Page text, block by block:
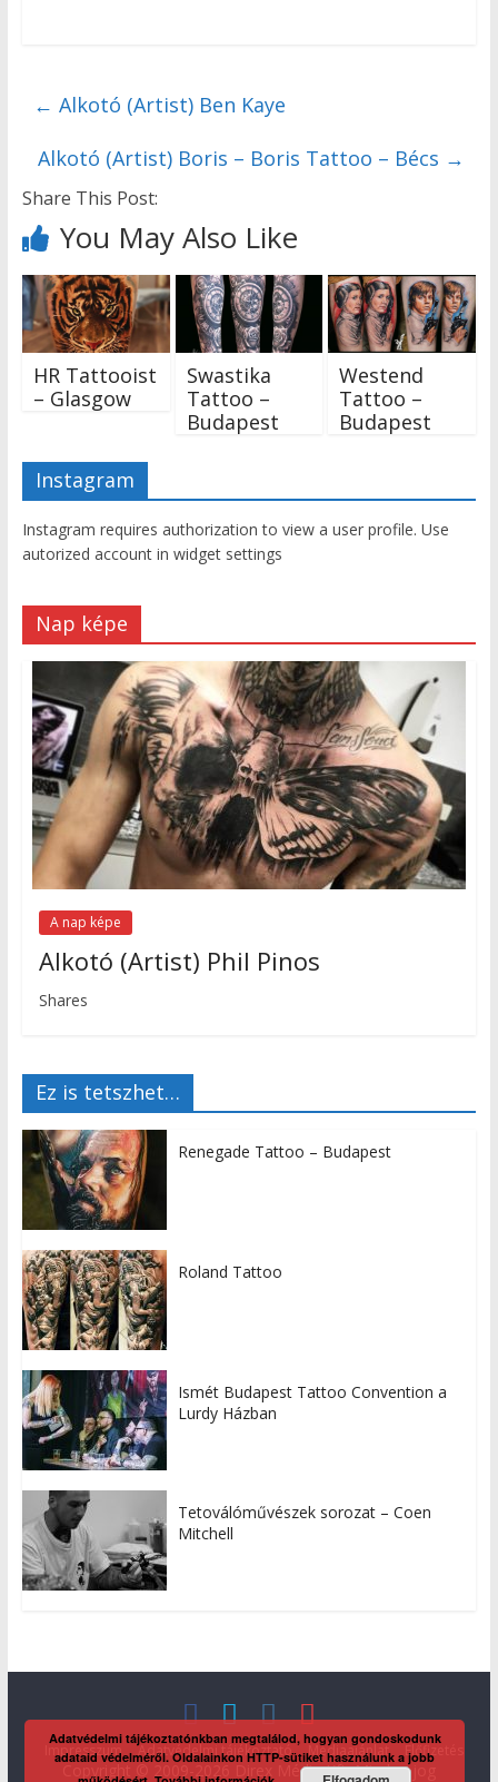
← Alkotó (Artist) Ben Kaye
Alkotó (Artist) Boris – Boris Tattoo – Bécs →
Share This Post:
You May Also Like
HR Tattooist
– Glasgow
Swastika
Tattoo –
Budapest
Westend
Tattoo –
Budapest
Instagram
Instagram requires authorization to view a user profile. Use
autorized account in widget settings
Nap képe
A nap képe
Alkotó (Artist) Phil Pinos
Shares
Ez is tetszhet…
Renegade Tattoo – Budapest
Roland Tattoo
Ismét Budapest Tattoo Convention a
Lurdy Házban
Tetoválóművészek sorozat – Coen
Mitchell
Impresszum Adatvédelmi tájékoztató Médiaajánlat Előfizetés
Copyright © 2009-2026 Direx Média Kft. Minden jog
Adatvédelmi tájékoztatónkban megtalálod, hogyan gondoskodunk
adataid védelméről. Oldalainkon HTTP-sütiket használunk a jobb